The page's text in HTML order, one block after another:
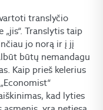
translyčio
„jis“. Translytis taip
jo norą ir į jį
būtų nemandagu
Kaip prieš kelerius
kad lyties